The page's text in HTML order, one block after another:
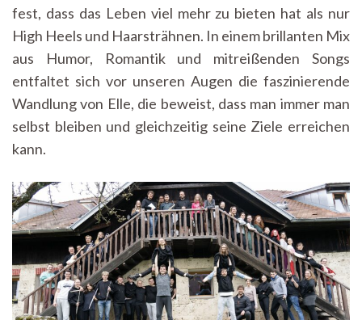
fest, dass das Leben viel mehr zu bieten hat als nur
High Heels und Haarsträhnen. In einem brillanten Mix
aus Humor, Romantik und mitreißenden Songs
entfaltet sich vor unseren Augen die faszinierende
Wandlung von Elle, die beweist, dass man immer man
selbst bleiben und gleichzeitig seine Ziele erreichen
kann.